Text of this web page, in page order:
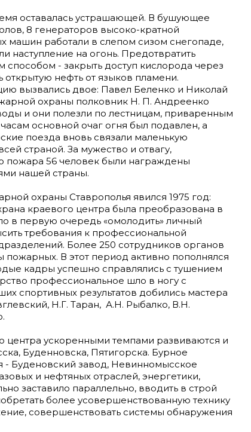
оставалась устрашающей. В бушующее
8 генераторов высоко-кратной
машин работали в слепом сизом снегопаде,
наступление на огонь. Предотвратить
- закрыть доступ кислорода через
нефть от языков пламени.
вызвались двое: Павел Беленко и Николай
охраны полковник Н. П. Андреенко
и они полезли по лестницам, приваренным
основной очаг огня был подавлен, а
поезда вновь связали маленькую
страной. За мужество и отвагу,
пожара 56 человек были награждены
нашей страны.
охраны Ставрополья явился 1975 год:
краевого центра была преобразована в
в первую очередь «омолодить» личный
требования к профессиональной
Более 250 сотрудников органов
В этот период активно пополнялся
кадры успешно справлялись с тушением
профессиональное шло в ногу с
спортивных результатов добились мастера
Н.Г. Таран, А.Н. Рыбалко, В.Н.
центра ускоренными темпами развиваются и
Буденновска, Пятигорска. Бурное
- Буденовский завод, Невинномысское
и нефтяных отраслей, энергетики,
заставило параллельно, вводить в строй
более усовершенствованную технику
совершенствовать системы обнаружения